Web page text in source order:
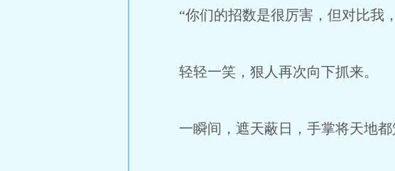
“你们的招数是很厉害，但对比我
轻轻一笑，狠人再次向下抓来。
一瞬间，遮天蔽日，手掌将天地都